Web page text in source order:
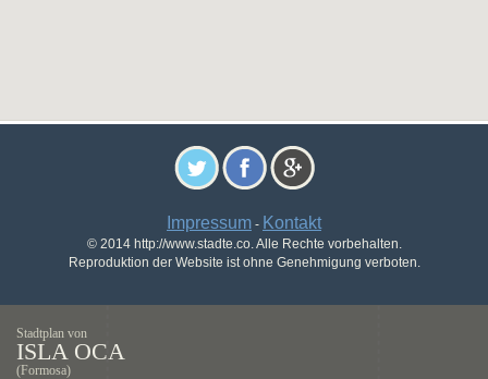
Impressum - Kontakt
© 2014 http://www.stadte.co. Alle Rechte vorbehalten.
Reproduktion der Website ist ohne Genehmigung verboten.
Stadtplan von
ISLA OCA
(Formosa)